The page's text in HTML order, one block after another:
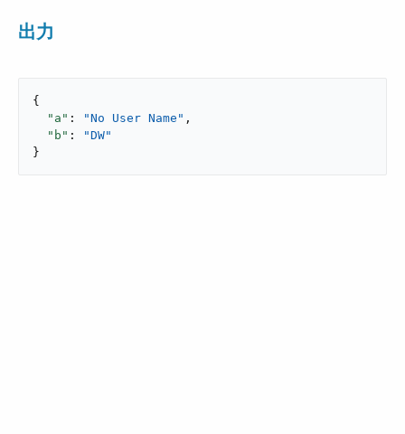
出力
{
"a" : "No User Name" ,
"b" :
"DW"
}